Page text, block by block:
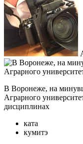
В Воронеже, на минувших выходных, завершился турнир по каратэ «Юные звезды Черноземья». В спорткомплексе
Аграрного
дисциплинах
ката
кумитэ